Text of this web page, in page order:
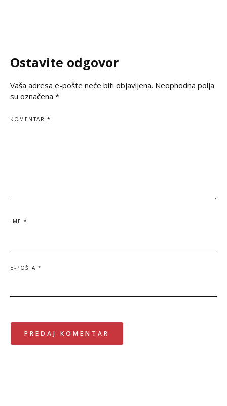
Ostavite odgovor
Vaša adresa e-pošte neće biti objavljena. Neophodna polja
su označena *
KOMENTAR *
IME *
E-POŠTA *